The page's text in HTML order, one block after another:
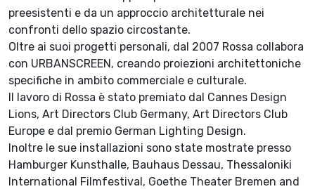
preesistenti e da un approccio architetturale nei
confronti dello spazio circostante.
Oltre ai suoi progetti personali, dal 2007 Rossa collabora
con URBANSCREEN, creando proiezioni architettoniche
specifiche in ambito commerciale e culturale.
Il lavoro di Rossa è stato premiato dal Cannes Design
Lions, Art Directors Club Germany, Art Directors Club
Europe e dal premio German Lighting Design.
Inoltre le sue installazioni sono state mostrate presso
Hamburger Kunsthalle, Bauhaus Dessau, Thessaloniki
International Filmfestival, Goethe Theater Bremen and